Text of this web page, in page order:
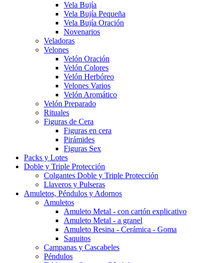
Vela Bujía
Vela Bujía Pequeña
Vela Bujía Oración
Novenarios
Veladoras
Velones
Velón Oración
Velón Colores
Velón Herbóreo
Velones Varios
Velón Aromático
Velón Preparado
Rituales
Figuras de Cera
Figuras en cera
Pirámides
Figuras Sex
Packs y Lotes
Doble y Triple Protección
Colgantes Doble y Triple Protección
Llaveros y Pulseras
Amuletos, Péndulos y Adornos
Amuletos
Amuleto Metal - con cartón explicativo
Amuleto Metal - a granel
Amuleto Resina - Cerámica - Goma
Saquitos
Campanas y Cascabeles
Péndulos